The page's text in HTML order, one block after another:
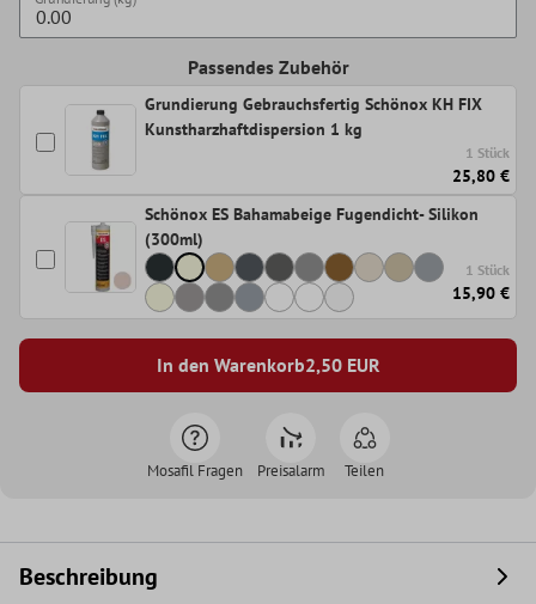
Passendes Zubehör
Grundierung Gebrauchsfertig Schönox KH FIX
Kunstharzhaftdispersion 1 kg
1 Stück
25,80 €
Schönox ES Bahamabeige Fugendicht- Silikon
(300ml)
1 Stück
15,90 €
In den Warenkorb2,50EUR
Mosafil Fragen Preisalarm Teilen
Beschreibung